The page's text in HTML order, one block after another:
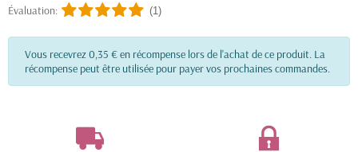
Évaluation: (1)
Vous recevrez 0,35 € en récompense lors de l'achat de ce produit. La
récompense peut être utilisée pour payer vos prochaines commandes.